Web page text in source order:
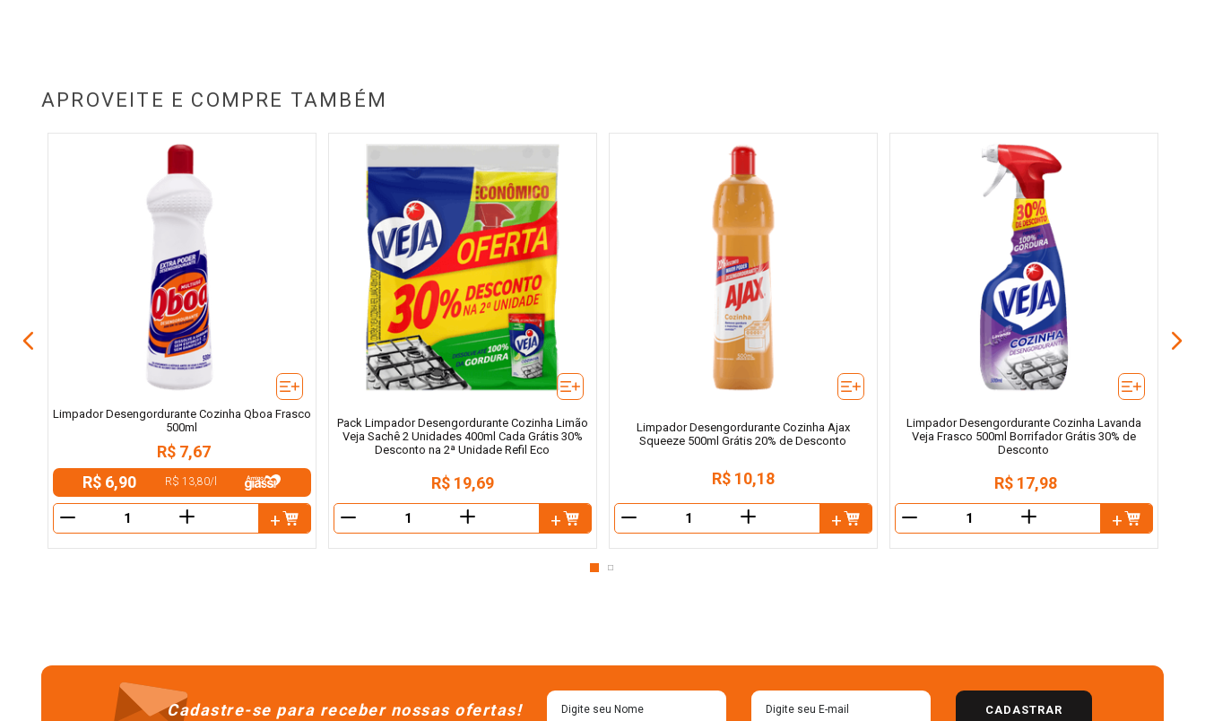
APROVEITE E COMPRE TAMBÉM
Limpador Desengordurante Cozinha Qboa Frasco
500ml
R$ 7,67
R$ 6,90
R$ 13,80/l
＋
Pack Limpador Desengordurante Cozinha Limão
Veja Sachê 2 Unidades 400ml Cada Grátis 30%
Desconto na 2ª Unidade Refil Eco
R$ 19,69
＋
Limpador Desengordurante Cozinha Ajax
Squeeze 500ml Grátis 20% de Desconto
R$ 10,18
＋
Limpador Desengordurante Cozinha Lavanda
Veja Frasco 500ml Borrifador Grátis 30% de
Desconto
R$ 17,98
＋
Cadastre-se para receber nossas ofertas! CADASTRAR